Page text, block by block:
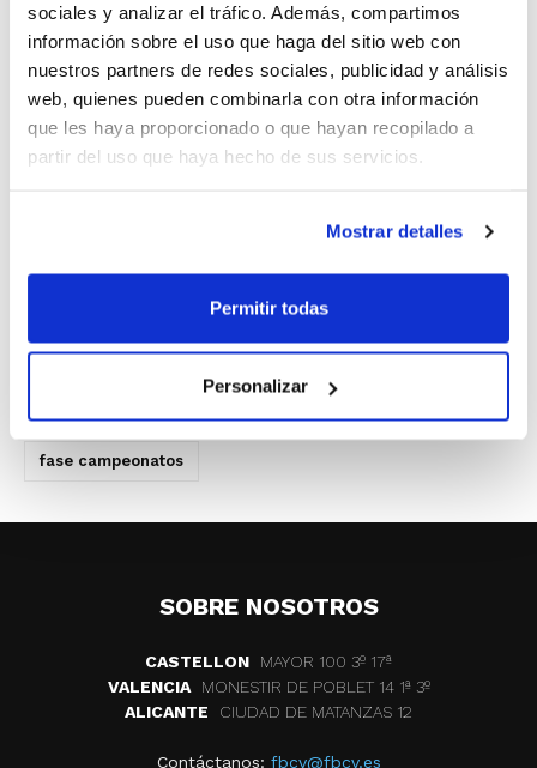
sociales y analizar el tráfico. Además, compartimos
información sobre el uso que haga del sitio web con
nuestros partners de redes sociales, publicidad y análisis
web, quienes pueden combinarla con otra información
que les haya proporcionado o que hayan recopilado a
partir del uso que haya hecho de sus servicios.
Mostrar detalles
Permitir todas
Personalizar
La distribución de grupos se ha llevado a
cabo según lo establecido en elpunto 3.6
de las Normas de Competición Senior y
Juniory en elpunto 3.4 de las Bases de
Los calendarios de juego se publicarán
ETIQUETAS competiciones grupos
fase campeonatos
SOBRE NOSOTROS
CASTELLON
MAYOR 100 3º 17ª
VALENCIA
MONESTIR DE POBLET 14 1ª 3º
ALICANTE
CIUDAD DE MATANZAS 12
Contáctanos: fbcv@fbcv.es